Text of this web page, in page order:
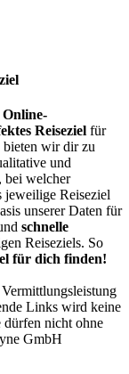
Online-
Reiseziel für
bieten wir dir zu
und
bei welcher
jeweilige Reiseziel
unserer Daten für
schnelle
Reiseziels. So
für dich finden!
Links wird keine
dürfen nicht ohne
GmbH